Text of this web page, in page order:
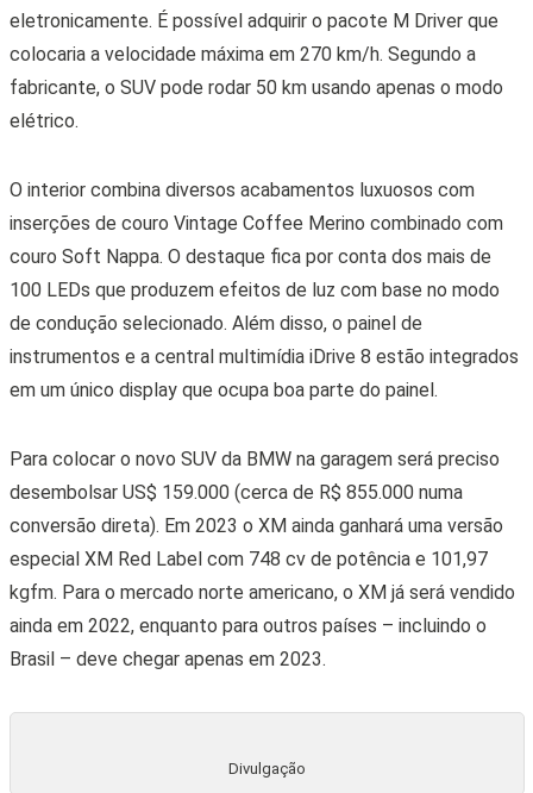
eletronicamente. É possível adquirir o pacote M Driver que
colocaria a velocidade máxima em 270 km/h. Segundo a
fabricante, o SUV pode rodar 50 km usando apenas o modo
elétrico.
O interior combina diversos acabamentos luxuosos com
inserções de couro Vintage Coffee Merino combinado com
couro Soft Nappa. O destaque fica por conta dos mais de
100 LEDs que produzem efeitos de luz com base no modo
de condução selecionado. Além disso, o painel de
instrumentos e a central multimídia iDrive 8 estão integrados
em um único display que ocupa boa parte do painel.
Para colocar o novo SUV da BMW na garagem será preciso
desembolsar US$ 159.000 (cerca de R$ 855.000 numa
conversão direta). Em 2023 o XM ainda ganhará uma versão
especial XM Red Label com 748 cv de potência e 101,97
kgfm. Para o mercado norte americano, o XM já será vendido
ainda em 2022, enquanto para outros países – incluindo o
Brasil – deve chegar apenas em 2023.
Divulgação